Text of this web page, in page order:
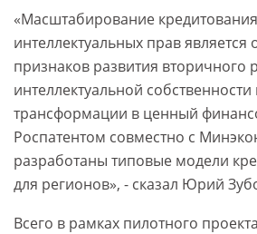
«Масштабирование
интеллектуальных прав является
признаков развития вторичного
интеллектуальной собственности
трансформации в ценный
Роспатентом совместно с
разработаны типовые модели
для регионов», - сказал Юрий
Всего в рамках пилотного